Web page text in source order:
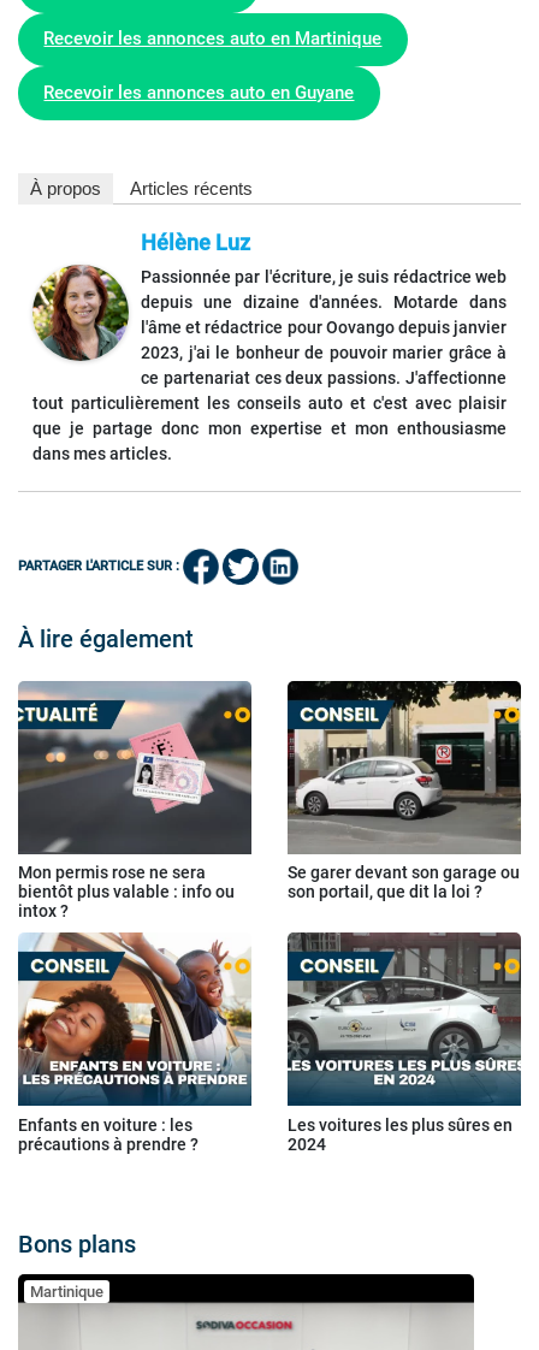
Recevoir les annonces auto en Martinique
Recevoir les annonces auto en Guyane
À propos Articles récents
Hélène Luz
Passionnée par l'écriture, je suis rédactrice web
depuis une dizaine d'années. Motarde dans
l'âme et rédactrice pour Oovango depuis janvier
2023, j'ai le bonheur de pouvoir marier grâce à
ce partenariat ces deux passions. J'affectionne
tout particulièrement les conseils auto et c'est avec plaisir
que je partage donc mon expertise et mon enthousiasme
dans mes articles.
PARTAGER L'ARTICLE SUR :
À lire également
Mon permis rose ne sera
bientôt plus valable : info ou
intox ?
Se garer devant son garage ou
son portail, que dit la loi ?
Enfants en voiture : les
précautions à prendre ?
Les voitures les plus sûres en
2024
Bons plans
Martinique